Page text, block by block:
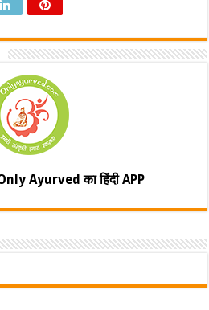
Ayurved का हिंदी APP